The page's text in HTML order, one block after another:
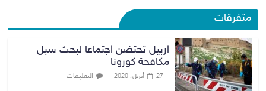
متفرقات
اربيل تحتضن اجتماعا لبحث سبل
مكافحة كورونا
27 أبريل، 2020 التعليقات